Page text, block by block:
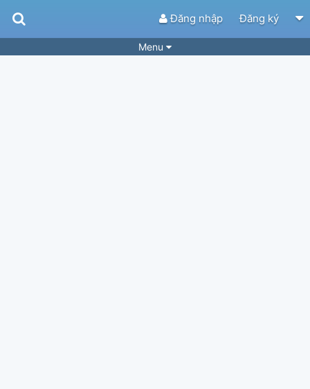
Đăng nhập Đăng ký
Menu